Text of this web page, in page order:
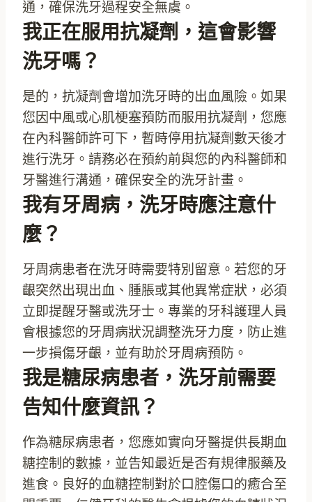
通，確保洗牙過程安全無虞。
我正在服用抗凝劑，這會影響
洗牙嗎？
是的，抗凝劑會增加洗牙時的出血風險。如果
您因中風或心肌梗塞預防而服用抗凝劑，您應
在內科醫師許可下，暫時停用抗凝劑數天後才
進行洗牙。請務必在預約前與您的內科醫師和
牙醫進行溝通，確保安全的洗牙計畫。
我有牙周病，洗牙時應注意什
麼？
牙周病患者在洗牙時需要特別留意。若您的牙
齦突然出現出血、腫脹或其他異常症狀，必須
立即提醒牙醫或洗牙士。專業的牙科護理人員
會根據您的牙周病狀況調整洗牙力度，防止進
一步損傷牙齦，並有助於牙周病預防。
我是糖尿病患者，洗牙前需要
告知什麼資訊？
作為糖尿病患者，您應如實向牙醫提供長期血
糖控制的數據，並告知最近是否有規律服藥及
進食。良好的血糖控制對於口腔傷口的癒合至